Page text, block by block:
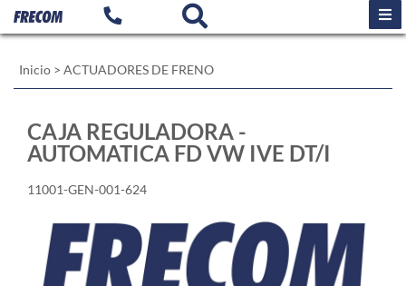
Inicio > ACTUADORES DE FRENO
CAJA REGULADORA -
AUTOMATICA FD VW IVE DT/I
11001-GEN-001-624